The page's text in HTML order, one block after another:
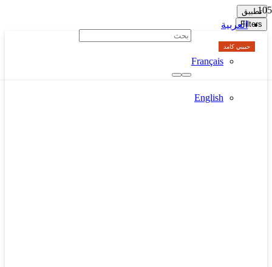
العربية
Français
English
تطبيق
Filters
حبيبي كامد